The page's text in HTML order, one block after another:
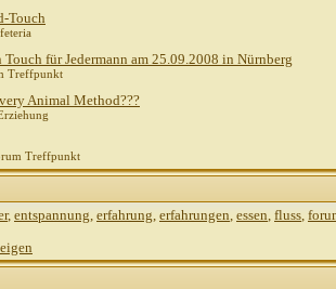
Touch
für Jedermann am 25.09.2008 in Nürnberg
Treffpunkt
Animal Method???
Treffpunkt
, entspannung, erfahrung, erfahrungen, essen, fluss,